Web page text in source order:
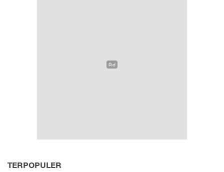
TERPOPULER